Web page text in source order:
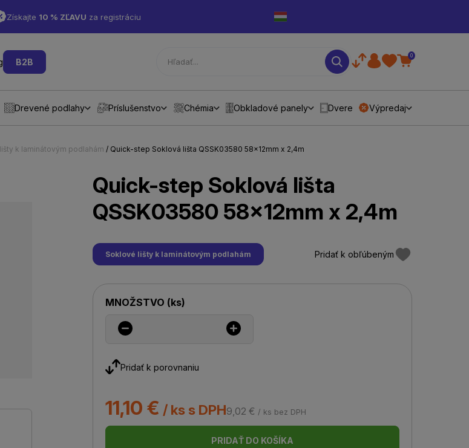
Získajte 10 % ZĽAVU za registráciu
B2B
0
Drevené podlahy Príslušenstvo Chémia Obkladové panely Dvere Výpredaj
k laminátovým podlahám / Quick-step Soklová lišta QSSK03580 58x12mm x 2,4m
Quick-step Soklová lišta
QSSK03580 58x12mm x 2,4m
Soklové lišty k laminátovým podlahám Pridať k obľúbeným
MNOŽSTVO (ks)
Pridať k porovnaniu
11,10 € / ks s DPH9,02 € / ks bez DPH
PRIDAŤ DO KOŠÍKA